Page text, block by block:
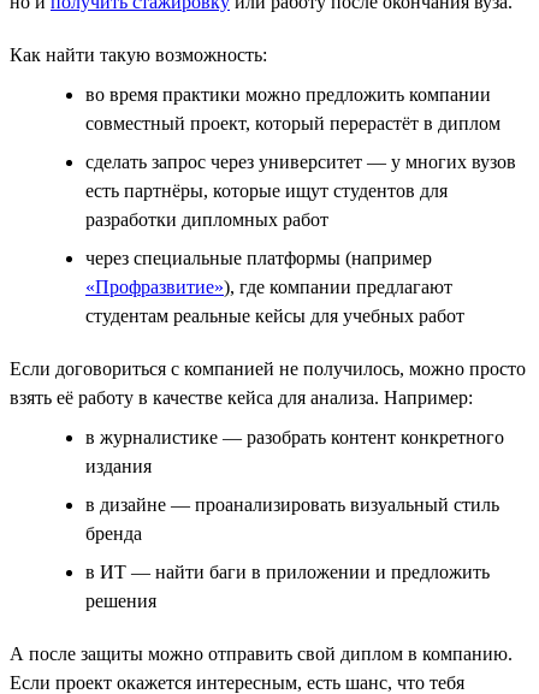
Как найти такую возможность:
во время практики можно предложить компании
совместный проект, который перерастёт в диплом
сделать запрос через университет — у многих вузов
есть партнёры, которые ищут студентов для
разработки дипломных работ
через специальные платформы (например
«Профразвитие»), где компании предлагают
студентам реальные кейсы для учебных работ
Если договориться с компанией не получилось, можно просто
взять её работу в качестве кейса для анализа. Например:
в журналистике — разобрать контент конкретного
издания
в дизайне — проанализировать визуальный стиль
бренда
в ИТ — найти баги в приложении и предложить
решения
А после защиты можно отправить свой диплом в компанию.
Если проект окажется интересным, есть шанс, что тебя